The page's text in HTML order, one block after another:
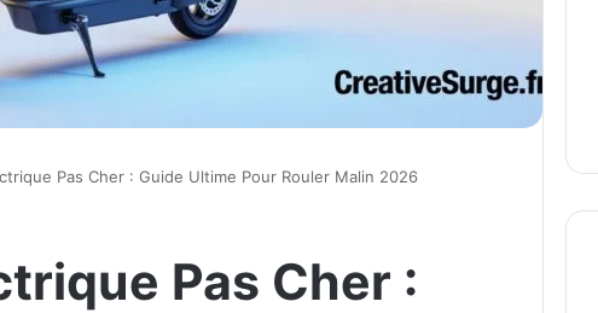
Pas Cher : Guide Ultime Pour Rouler Malin 2026
Pas Cher :